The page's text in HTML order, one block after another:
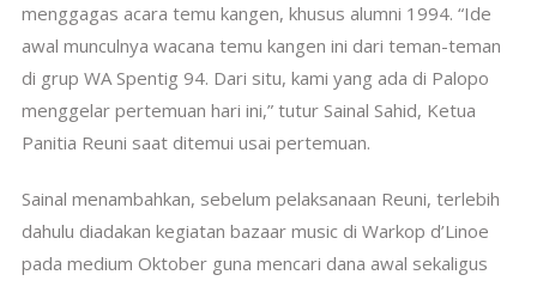
menggagas acara temu kangen, khusus alumni 1994. “Ide
awal munculnya wacana temu kangen ini dari teman-teman
di grup WA Spentig 94. Dari situ, kami yang ada di Palopo
menggelar pertemuan hari ini,” tutur Sainal Sahid, Ketua
Panitia Reuni saat ditemui usai pertemuan.
Sainal menambahkan, sebelum pelaksanaan Reuni, terlebih
dahulu diadakan kegiatan bazaar music di Warkop d’Linoe
pada medium Oktober guna mencari dana awal sekaligus